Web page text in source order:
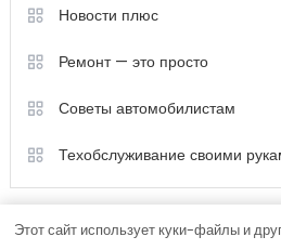
Новости плюс
Ремонт — это просто
Советы автомобилистам
Техобслуживание своими
Этот сайт использует куки-файлы и